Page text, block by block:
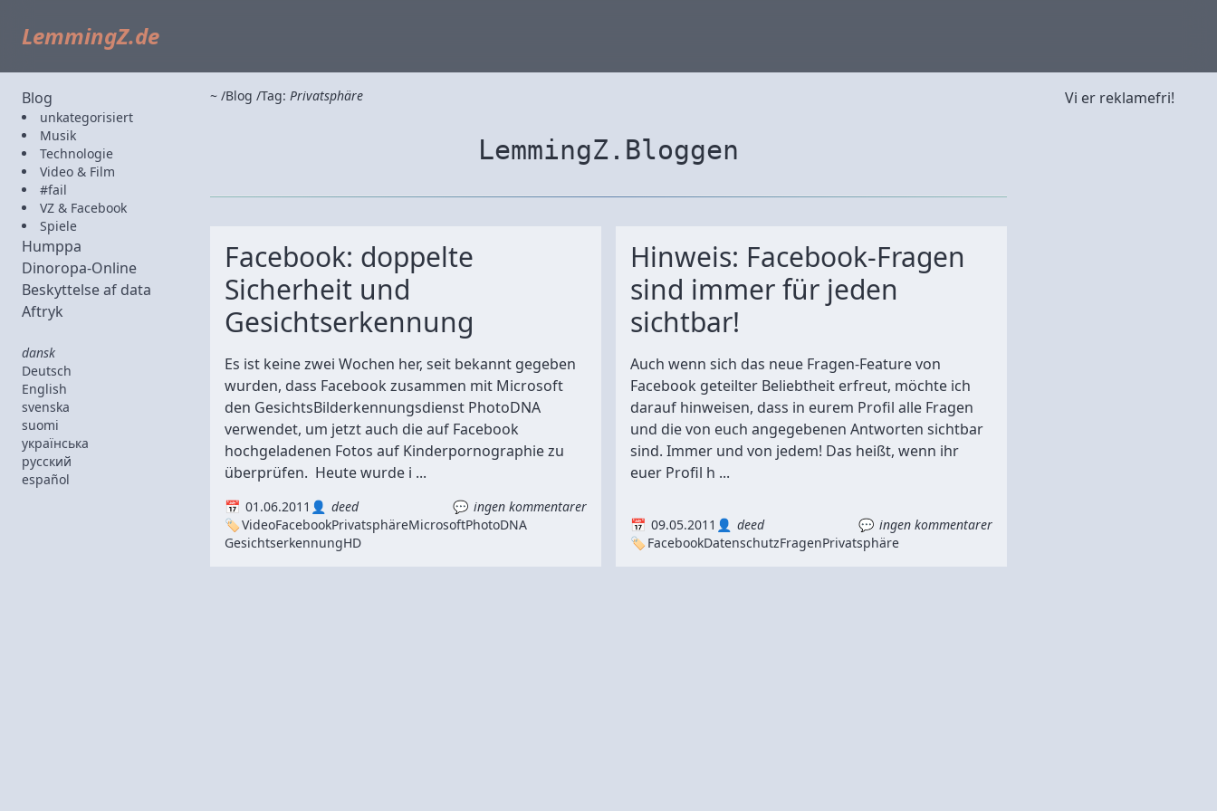
LemmingZ.de
Blog
unkategorisiert
Musik
Technologie
Video & Film
#fail
VZ & Facebook
Spiele
Humppa
Dinoropa-Online
Beskyttelse af data
Aftryk
dansk
Deutsch
English
svenska
suomi
українська
русский
español
~ Blog Tag: Privatsphäre
LemmingZ.Bloggen
Facebook: doppelte
Sicherheit und
Gesichtserkennung
Es ist keine zwei Wochen her, seit bekannt gegeben
wurden, dass Facebook zusammen mit Microsoft
den GesichtsBilderkennungsdienst PhotoDNA
verwendet, um jetzt auch die auf Facebook
hochgeladenen Fotos auf Kinderpornographie zu
überprüfen. Heute wurde i ...
01.06.2011 deed
ingen kommentarer
VideoFacebookPrivatsphäreMicrosoftPhotoDNA
GesichtserkennungHD
Hinweis: Facebook-Fragen
sind immer für jeden
sichtbar!
Auch wenn sich das neue Fragen-Feature von
Facebook geteilter Beliebtheit erfreut, möchte ich
darauf hinweisen, dass in eurem Profil alle Fragen
und die von euch angegebenen Antworten sichtbar
sind. Immer und von jedem! Das heißt, wenn ihr
euer Profil h ...
09.05.2011 deed
ingen kommentarer
FacebookDatenschutzFragenPrivatsphäre
Vi er reklamefri!